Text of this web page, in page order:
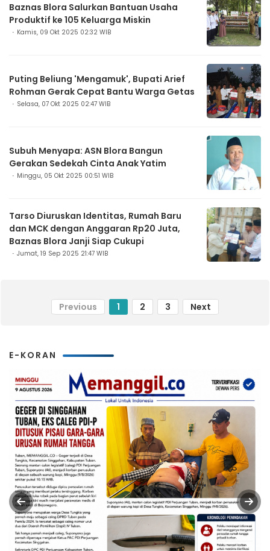
Baznas Blora Salurkan Bantuan Usaha
Produktif ke 105 Keluarga Miskin
Kamis, 09 Okt 2025 02:32 WIB
Puting Beliung 'Mengamuk', Bupati Arief
Rohman Gerak Cepat Bantu Warga Getas
Selasa, 07 Okt 2025 02:47 WIB
Subuh Menyapa: ASN Blora Bangun
Gerakan Sedekah Cinta Anak Yatim
Minggu, 05 Okt 2025 00:51 WIB
Tarso Diuruskan Identitas, Rumah Baru
dan MCK dengan Anggaran Rp20 Juta,
Baznas Blora Janji Siap Cukupi
Jumat, 19 Sep 2025 21:47 WIB
Previous 1 2 3 Next
E-KORAN